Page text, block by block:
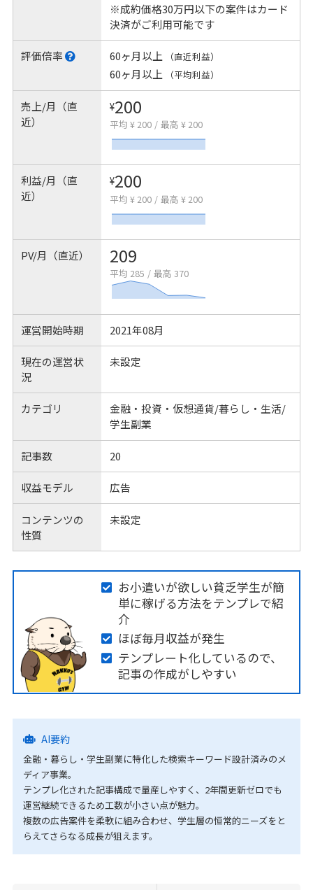
※成約価格30万円以下の案件はカード
決済がご利用可能です
評価倍率 60ヶ月以上 （直近利益）
60ヶ月以上 （平均利益）
売上/月（直
近）
¥200
平均 ¥ 200 / 最高 ¥ 200
利益/月（直
近）
¥200
平均 ¥ 200 / 最高 ¥ 200
PV/月（直近） 209
平均 285 / 最高 370
運営開始時期 2021年08月
現在の運営状
況
未設定
カテゴリ
金融・投資・仮想通貨/暮らし・生活/
学生副業
記事数 20
収益モデル 広告
コンテンツの
性質
未設定
お小遣いが欲しい貧乏学生が簡
単に稼げる方法をテンプレで紹
介
ほぼ毎月収益が発生
テンプレート化しているので、
記事の作成がしやすい
AI要約
金融・暮らし・学生副業に特化した検索キーワード設計済みのメ
ディア事業。
テンプレ化された記事構成で量産しやすく、2年間更新ゼロでも
運営継続できるため工数が小さい点が魅力。
複数の広告案件を柔軟に組み合わせ、学生層の恒常的ニーズをと
らえてさらなる成長が狙えます。